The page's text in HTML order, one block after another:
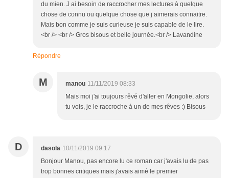
du mien. J ai besoin de raccrocher mes lectures à quelque
chose de connu ou quelque chose que j aimerais connaitre.
Mais bon comme je suis curieuse je suis capable de le lire.
<br /> <br /> Gros bisous et belle journée.<br /> Lavandine
Répondre
M manou 11/11/2019 08:33
Mais moi j'ai toujours rêvé d'aller en Mongolie, alors
tu vois, je le raccroche à un de mes rêves :) Bisous
D dasola 10/11/2019 09:17
Bonjour Manou, pas encore lu ce roman car j'avais lu de pas
trop bonnes critiques mais j'avais aimé le premier